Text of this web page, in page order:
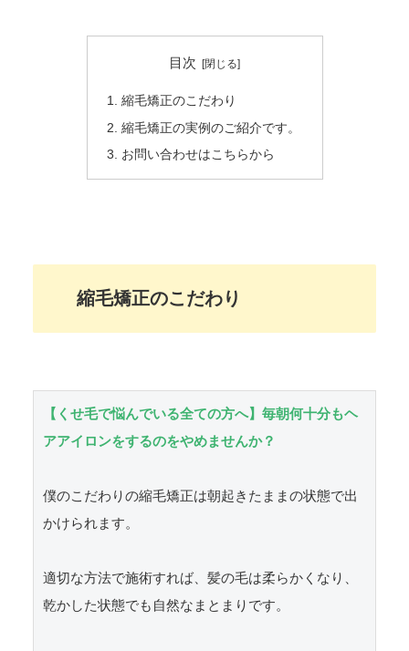
目次
縮毛矯正のこだわり
縮毛矯正の実例のご紹介です。
お問い合わせはこちらから
縮毛矯正のこだわり
【くせ毛で悩んでいる全ての方へ】毎朝何十分もヘ
アアイロンをするのをやめませんか？
僕のこだわりの縮毛矯正は朝起きたままの状態で出
かけられます。
適切な方法で施術すれば、髪の毛は柔らかくなり、
乾かした状態でも自然なまとまりです。